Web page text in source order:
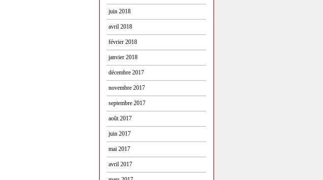
juin 2018
avril 2018
février 2018
janvier 2018
décembre 2017
novembre 2017
septembre 2017
août 2017
juin 2017
mai 2017
avril 2017